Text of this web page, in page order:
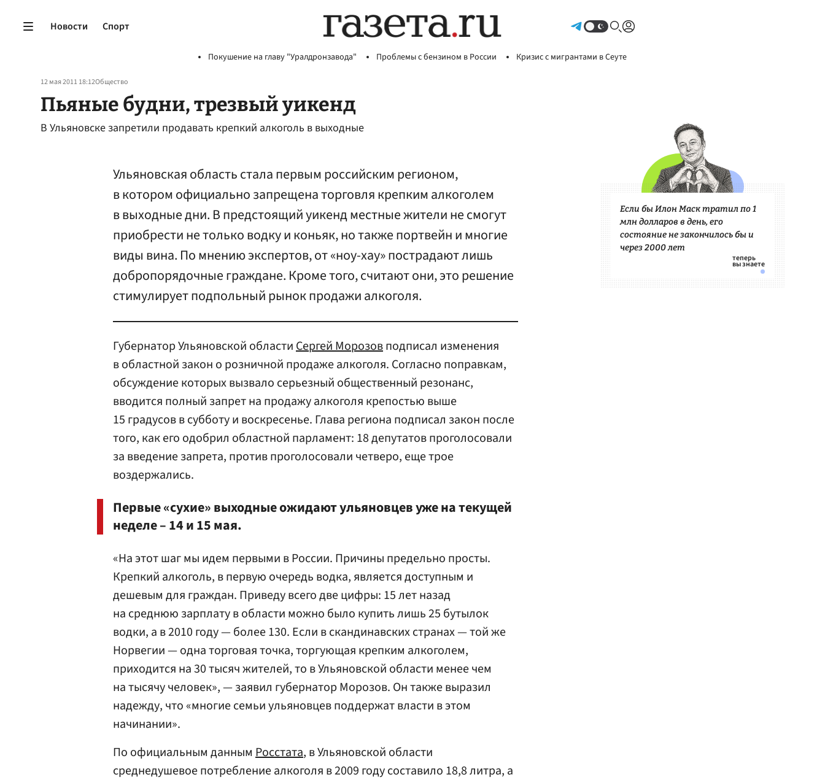
Новости Спорт
Покушение на главу "Уралдронзавода" Проблемы с бензином в России Кризис с мигрантами в Сеуте
12 мая 2011 18:12Общество
Пьяные будни, трезвый уикенд
В Ульяновске запретили продавать крепкий алкоголь в выходные
Ульяновская область стала первым российским регионом,
в котором официально запрещена торговля крепким алкоголем
в выходные дни. В предстоящий уикенд местные жители не смогут
приобрести не только водку и коньяк, но также портвейн и многие
виды вина. По мнению экспертов, от «ноу-хау» пострадают лишь
добропорядочные граждане. Кроме того, считают они, это решение
стимулирует подпольный рынок продажи алкоголя.
Губернатор Ульяновской областиСергей Морозовподписал изменения
в областной закон о розничной продаже алкоголя. Согласно поправкам,
обсуждение которых вызвало серьезный общественный резонанс,
вводится полный запрет на продажу алкоголя крепостью выше
15 градусов в субботу и воскресенье. Глава региона подписал закон после
того, как его одобрил областной парламент: 18 депутатов проголосовали
за введение запрета, против проголосовали четверо, еще трое
воздержались.
Первые «сухие» выходные ожидают ульяновцев уже на текущей
неделе – 14 и 15 мая.
«На этот шаг мы идем первыми в России. Причины предельно просты.
Крепкий алкоголь, в первую очередь водка, является доступным и
дешевым для граждан. Приведу всего две цифры: 15 лет назад
на среднюю зарплату в области можно было купить лишь 25 бутылок
водки, а в 2010 году — более 130. Если в скандинавских странах — той же
Норвегии — одна торговая точка, торгующая крепким алкоголем,
приходится на 30 тысяч жителей, то в Ульяновской области менее чем
на тысячу человек», — заявил губернатор Морозов. Он также выразил
надежду, что «многие семьи ульяновцев поддержат власти в этом
начинании».
По официальным данным Росстата, в Ульяновской области
среднедушевое потребление алкоголя в 2009 году составило 18,8 литра, а
Если бы Илон Маск тратил по 1
млн долларов в день, его
состояние не закончилось бы и
через 2000 лет